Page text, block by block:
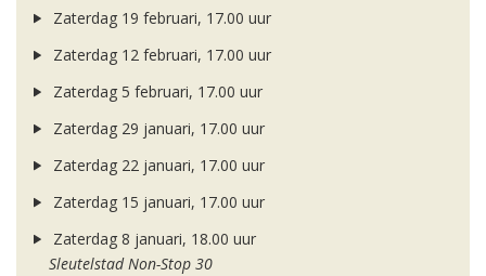
Zaterdag 19 februari, 17.00 uur
Zaterdag 12 februari, 17.00 uur
Zaterdag 5 februari, 17.00 uur
Zaterdag 29 januari, 17.00 uur
Zaterdag 22 januari, 17.00 uur
Zaterdag 15 januari, 17.00 uur
Zaterdag 8 januari, 18.00 uur
Sleutelstad Non-Stop 30